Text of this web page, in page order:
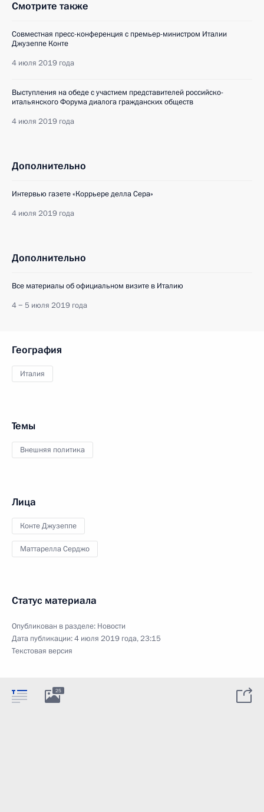
Смотрите также
Совместная пресс-конференция с премьер-министром Италии
Джузеппе Конте
4 июля 2019 года
Выступления на обеде с участием представителей российско-
итальянского Форума диалога гражданских обществ
4 июля 2019 года
Дополнительно
Интервью газете «Коррьере делла Сера»
4 июля 2019 года
Дополнительно
Все материалы об официальном визите в Италию
4 − 5 июля 2019 года
География
Италия
Темы
Внешняя политика
Лица
Конте Джузеппе
Маттарелла Серджо
Статус материала
Опубликован в разделе: Новости
Дата публикации:4 июля 2019 года, 23:15
Текстовая версия
25